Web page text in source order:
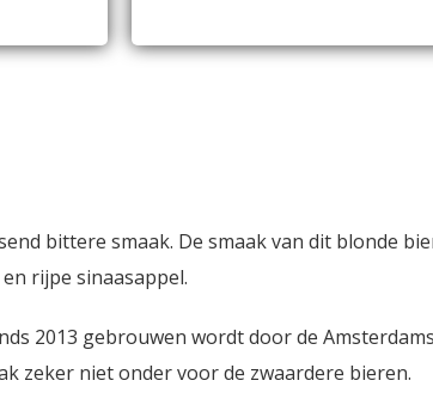
bittere smaak. De smaak van dit blonde
rijpe sinaasappel.
2013 gebrouwen wordt door de
zeker niet onder voor de zwaardere bieren.